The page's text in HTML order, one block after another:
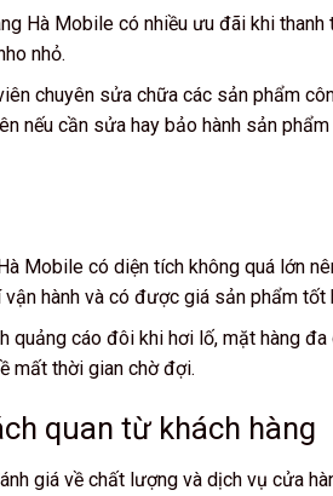
Hà Mobile có nhiều ưu đãi khi
nhỏ.
chuyên sửa chữa các sản phẩm
nếu cần sửa hay bảo hành sản
Mobile có diện tích không quá lớn
hành và có được giá sản phẩm tốt
quảng cáo đôi khi hơi lố, mặt hàng
mất thời gian chờ đợi.
quan từ khách hàng
giá về chất lượng và dịch vụ cửa